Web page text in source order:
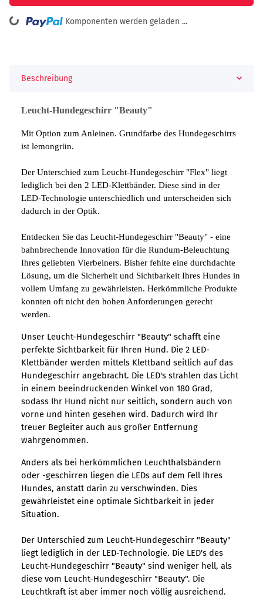
Komponenten werden geladen ...
Beschreibung
Leucht-Hundegeschirr "Beauty"
Mit Option zum Anleinen. Grundfarbe des Hundegeschirrs
ist lemongrün.
Der Unterschied zum Leucht-Hundegeschirr "Flex" liegt
lediglich bei den 2 LED-Klettbänder. Diese sind in der
LED-Technologie unterschiedlich und unterscheiden sich
dadurch in der Optik.
Entdecken Sie das Leucht-Hundegeschirr "Beauty" - eine
bahnbrechende Innovation für die Rundum-Beleuchtung
Ihres geliebten Vierbeiners. Bisher fehlte eine durchdachte
Lösung, um die Sicherheit und Sichtbarkeit Ihres Hundes in
vollem Umfang zu gewährleisten. Herkömmliche Produkte
konnten oft nicht den hohen Anforderungen gerecht
werden.
Unser Leucht-Hundegeschirr "Beauty" schafft eine
perfekte Sichtbarkeit für Ihren Hund. Die 2 LED-
Klettbänder werden mittels Klettband seitlich auf das
Hundegeschirr angebracht. Die LED's strahlen das Licht
in einem beeindruckenden Winkel von 180 Grad,
sodass Ihr Hund nicht nur seitlich, sondern auch von
vorne und hinten gesehen wird. Dadurch wird Ihr
treuer Begleiter auch aus großer Entfernung
wahrgenommen.
Anders als bei herkömmlichen Leuchthalsbändern
oder -geschirren liegen die LEDs auf dem Fell Ihres
Hundes, anstatt darin zu verschwinden. Dies
gewährleistet eine optimale Sichtbarkeit in jeder
Situation.
Der Unterschied zum Leucht-Hundegeschirr "Beauty"
liegt lediglich in der LED-Technologie. Die LED's des
Leucht-Hundegeschirr "Beauty" sind weniger hell, als
diese vom Leucht-Hundegeschirr "Beauty". Die
Leuchtkraft ist aber immer noch völlig ausreichend.